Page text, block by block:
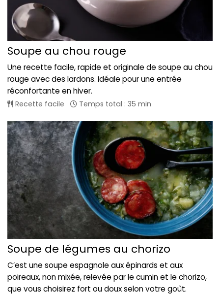
Soupe au chou rouge
Une recette facile, rapide et originale de soupe au chou
rouge avec des lardons. Idéale pour une entrée
réconfortante en hiver.
Recette facile Temps total : 35 min
Soupe de légumes au chorizo
C’est une soupe espagnole aux épinards et aux
poireaux, non mixée, relevée par le cumin et le chorizo,
que vous choisirez fort ou doux selon votre goût.